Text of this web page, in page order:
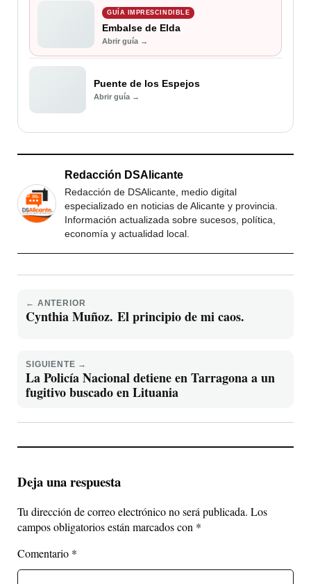
GUÍA IMPRESCINDIBLE
Embalse de Elda
Abrir guía →
Puente de los Espejos
Abrir guía →
Redacción DSAlicante
Redacción de DSAlicante, medio digital
especializado en noticias de Alicante y provincia.
Información actualizada sobre sucesos, política,
economía y actualidad local.
← ANTERIOR
Cynthia Muñoz. El principio de mi caos.
SIGUIENTE →
La Policía Nacional detiene en Tarragona a un
fugitivo buscado en Lituania
Deja una respuesta
Tu dirección de correo electrónico no será publicada. Los
campos obligatorios están marcados con *
Comentario *